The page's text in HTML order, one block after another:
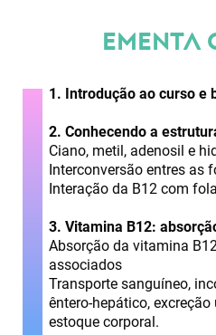
ementa
1. Introdução ao curso e
2. Conhecendo a
Ciano, metil, adenosil e
Interconversão entres as
Interação da B12 com
3. Vitamina B12:
Absorção da vitamina
associados
Transporte sanguíneo,
êntero-hepático,
estoque corporal.